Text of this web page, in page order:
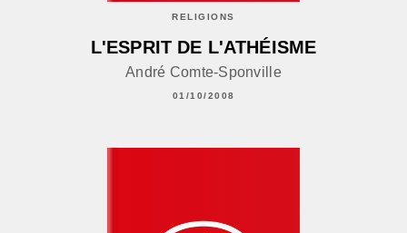
RELIGIONS
L'ESPRIT DE L'ATHÉISME
André Comte-Sponville
01/10/2008